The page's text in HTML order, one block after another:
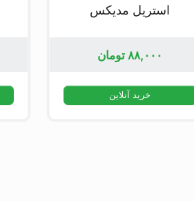
استریل مدیکس
۸۸,۰۰۰ تومان
خرید آنلاین